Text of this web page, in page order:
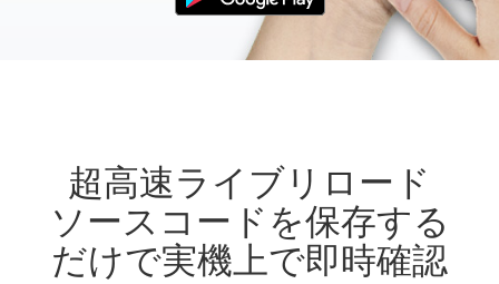
超高速ライブリロード
ソースコードを保存する
だけで実機上で即時確認